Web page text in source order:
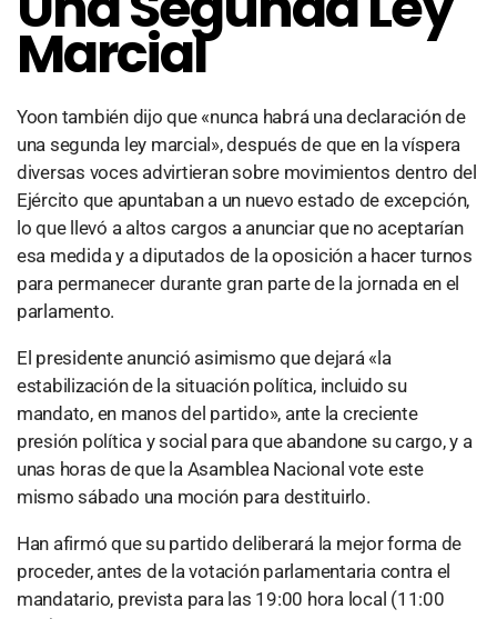
Marcial
Yoon también dijo que «nunca habrá una declaración de
una segunda ley marcial», después de que en la víspera
diversas voces advirtieran sobre movimientos dentro del
Ejército que apuntaban a un nuevo estado de excepción,
lo que llevó a altos cargos a anunciar que no aceptarían
esa medida y a diputados de la oposición a hacer turnos
para permanecer durante gran parte de la jornada en el
parlamento.
El presidente anunció asimismo que dejará «la
estabilización de la situación política, incluido su
mandato, en manos del partido», ante la creciente
presión política y social para que abandone su cargo, y a
unas horas de que la Asamblea Nacional vote este
mismo sábado una moción para destituirlo.
Han afirmó que su partido deliberará la mejor forma de
proceder, antes de la votación parlamentaria contra el
mandatario, prevista para las 19:00 hora local (11:00